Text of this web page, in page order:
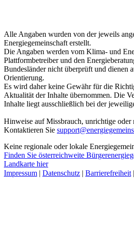
Alle Angaben wurden von der jeweils
Energiegemeinschaft erstellt.
Die Angaben werden vom Klima- und
Plattformbetreiber und den
Bundesländer nicht überprüft und dienen
Orientierung.
Es wird daher keine Gewähr für die
Aktualität der Inhalte übernommen. Die
Inhalte liegt ausschließlich bei der
Hinweise auf Missbrauch, unrichtige oder
Kontaktieren Sie
Keine regionale oder lokale
Finden Sie österreichweite
Landkarte hier
Impressum | Datenschutz | Barrierefreiheit |